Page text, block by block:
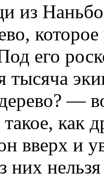
из
его
тысяча
—
как
вверх и
них